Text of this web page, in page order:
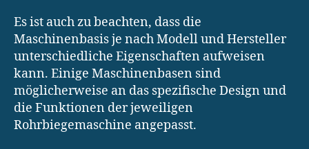
Es ist auch zu beachten, dass die
Maschinenbasis je nach Modell und Hersteller
unterschiedliche Eigenschaften aufweisen
kann. Einige Maschinenbasen sind
möglicherweise an das spezifische Design und
die Funktionen der jeweiligen
Rohrbiegemaschine angepasst.